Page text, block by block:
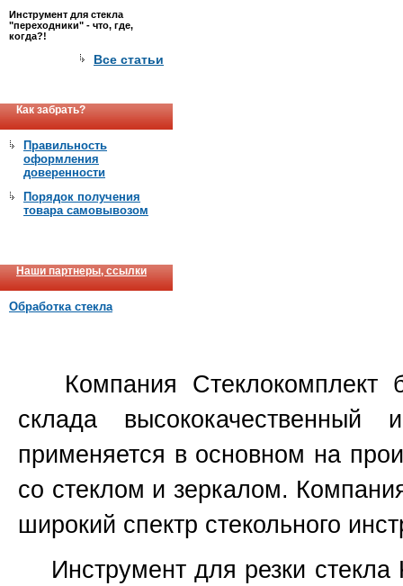
Инструмент для стекла
"переходники" - что, где,
когда?!
Все статьи
Как забрать?
Правильность
оформления
доверенности
Порядок получения
товара самовывозом
Наши партнеры, ссылки
Обработка стекла
Компания Стеклокомплект
склада высококачественный
применяется в основном на
со стеклом и зеркалом.
широкий спектр стекольного
Инструмент для резки стекла